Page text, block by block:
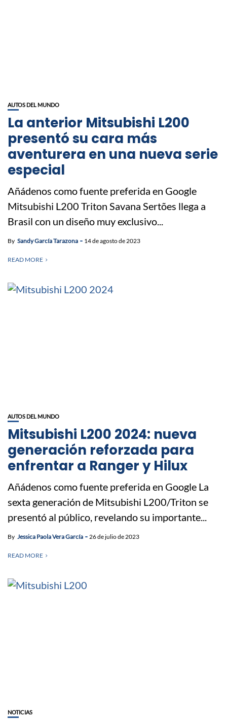
AUTOS DEL MUNDO
La anterior Mitsubishi L200
presentó su cara más
aventurera en una nueva serie
especial
Añádenos como fuente preferida en Google
Mitsubishi L200 Triton Savana Sertões llega a
Brasil con un diseño muy exclusivo...
By Sandy García Tarazona 14 de agosto de 2023
READ MORE
AUTOS DEL MUNDO
Mitsubishi L200 2024: nueva
generación reforzada para
enfrentar a Ranger y Hilux
Añádenos como fuente preferida en Google La
sexta generación de Mitsubishi L200/Triton se
presentó al público, revelando su importante...
By Jessica Paola Vera García 26 de julio de 2023
READ MORE
NOTICIAS